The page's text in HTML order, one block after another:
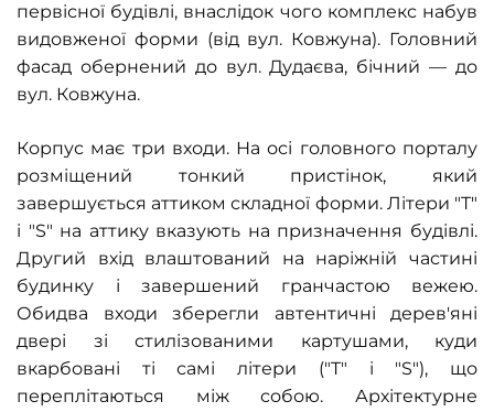
первісної будівлі, внаслідок чого комплекс набув
видовженої форми (від вул. Ковжуна). Головний
фасад обернений до вул. Дудаєва, бічний — до
вул. Ковжуна.
Корпус має три входи. На осі головного порталу
розміщений тонкий пристінок, який
завершується аттиком складної форми. Літери "T"
i "S" на аттику вказують на призначення будівлі.
Другий вхід влаштований на наріжній частині
будинку і завершений гранчастою вежею.
Обидва входи зберегли автентичні дерев'яні
двері зі стилізованими картушами, куди
вкарбовані ті самі літери ("T" i "S"), що
переплітаються між собою. Архітектурне